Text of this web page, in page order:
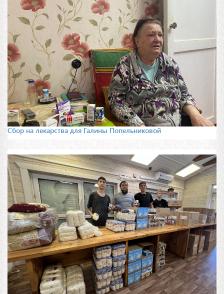
Сбор на лекарства для Галины Попельниковой